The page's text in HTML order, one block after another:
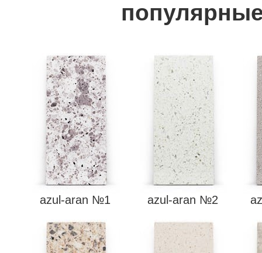
azul-aran №2
azul-aran №1